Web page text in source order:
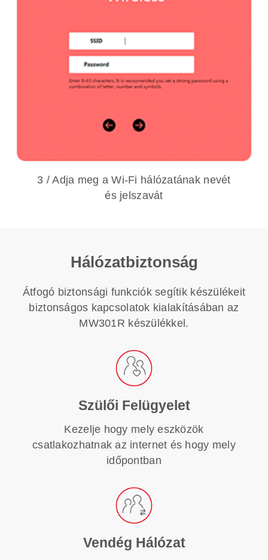
3 / Adja meg a Wi-Fi hálózatának nevét
és jelszavát
Hálózatbiztonság
Átfogó biztonsági funkciók segítik készülékeit
biztonságos kapcsolatok kialakításában az
MW301R készülékkel.
Szülői Felügyelet
Kezelje hogy mely eszközök
csatlakozhatnak az internet és hogy mely
időpontban
Vendég Hálózat